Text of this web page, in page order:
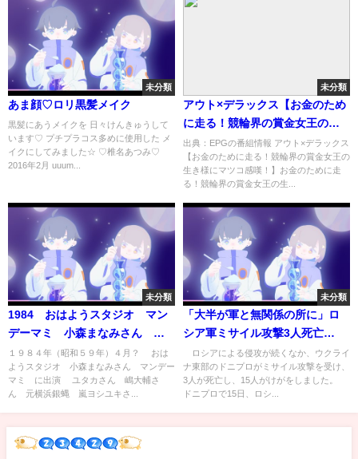
未分類
あま顔♡ロリ黒髪メイク
黒髪にあうメイクを 日々けんきゅうして
います♡ プチプラコス多めに使用した メ
イクにしてみました☆ ♡椎名あつみ♡
2016年2月 uuum...
未分類
アウト×デラックス【お金のため
に走る！競輪界の賞金女王の生
き様にマツコ感嘆！】[字]…の番
組内容解析まとめ
出典：EPGの番組情報 アウト×デラックス
【お金のために走る！競輪界の賞金女王の
生き様にマツコ感嘆！】お金のために走
る！競輪界の賞金女王の生...
未分類
1984 おはようスタジオ マン
デーマミ 小森まなみさん ユ
タカさん 嶋大輔さん 元横浜
銀蝿 嵐ヨシユキさん JAPAN
１９８４年（昭和５９年）４月？ おは
ようスタジオ 小森まなみさん マンデー
マミ に出演 ユタカさん 嶋大輔さ
ん 元横浜銀蝿 嵐ヨシユキさ...
未分類
「大半が軍と無関係の所に」ロ
シア軍ミサイル攻撃3人死亡
(2022年7月16日)
ロシアによる侵攻が続くなか、ウクライ
ナ東部のドニプロがミサイル攻撃を受け、
3人が死亡し、15人がけがをしました。
ドニプロで15日、ロシ...